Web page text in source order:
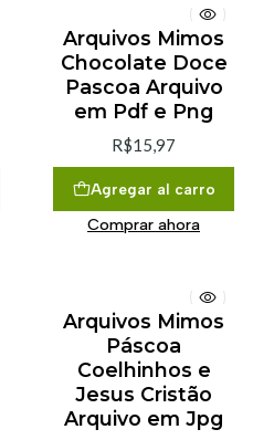
Arquivos Mimos
Chocolate Doce
Pascoa Arquivo
em Pdf e Png
R$15,97
Agregar al carro
Comprar ahora
Arquivos Mimos
Páscoa
Coelhinhos e
Jesus Cristão
Arquivo em Jpg